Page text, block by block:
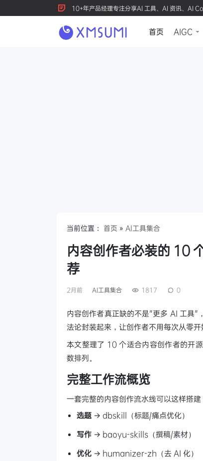
10+年产品经理专注分享AI 工具、AI 资讯、AI
首页 AIGC
当前位置： 首页 » AI工具集合
内容创作者必装的 10
荐
2月前 AI工具集合 1817 0
内容创作者真正缺的不是"更多 AI 工具"
法论封装起来，让创作者不用每次从零开
本文整理了 10 个适合内容创作者的开
数排列。
完整工作流概览
一套完整的内容创作流水线可以这样搭建
选题 → dbskill（标题/痛点优化）
写作 → baoyu-skills（撰稿/素材）
优化 → humanizer-zh（去 AI 化）